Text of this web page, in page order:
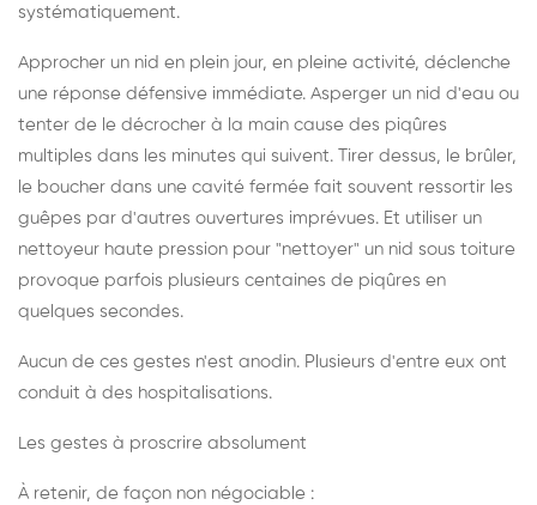
systématiquement.
Approcher un nid en plein jour, en pleine activité, déclenche
une réponse défensive immédiate. Asperger un nid d'eau ou
tenter de le décrocher à la main cause des piqûres
multiples dans les minutes qui suivent. Tirer dessus, le brûler,
le boucher dans une cavité fermée fait souvent ressortir les
guêpes par d'autres ouvertures imprévues. Et utiliser un
nettoyeur haute pression pour "nettoyer" un nid sous toiture
provoque parfois plusieurs centaines de piqûres en
quelques secondes.
Aucun de ces gestes n'est anodin. Plusieurs d'entre eux ont
conduit à des hospitalisations.
Les gestes à proscrire absolument
À retenir, de façon non négociable :